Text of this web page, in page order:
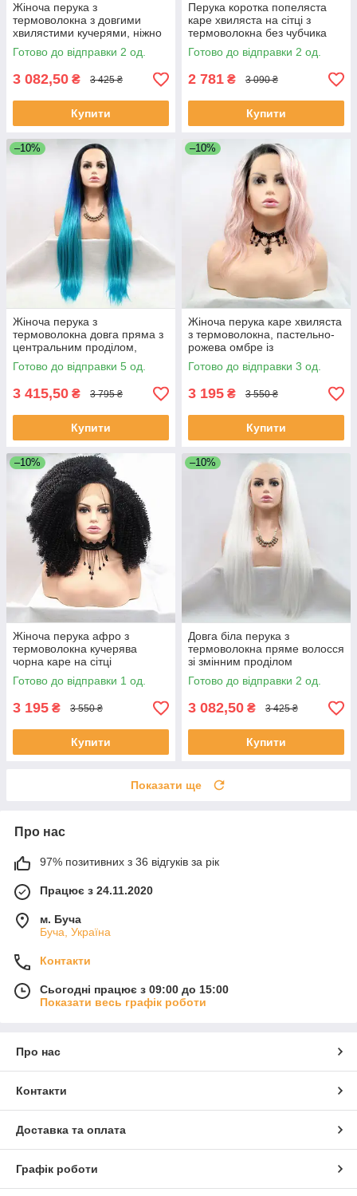
Жіноча перука з
термоволокна з довгими
хвилястими кучерями, ніжно
рожевий з омбре
Готово до відправки 2 од.
3 082,50 ₴ 3 425 ₴
Купити
Перука коротка попеляста
каре хвиляста на сітці з
термоволокна без чубчика
Готово до відправки 2 од.
2 781 ₴ 3 090 ₴
Купити
–10%
Жіноча перука з
термоволокна довга пряма з
центральним проділом,
синьо-бірюзове омбре, без
чубчика
Готово до відправки 5 од.
3 415,50 ₴ 3 795 ₴
Купити
–10%
Жіноча перука каре хвиляста
з термоволокна, пастельно-
рожева омбре із
затемненими коренями
Готово до відправки 3 од.
3 195 ₴ 3 550 ₴
Купити
–10%
Жіноча перука афро з
термоволокна кучерява
чорна каре на сітці
Готово до відправки 1 од.
3 195 ₴ 3 550 ₴
Купити
–10%
Довга біла перука з
термоволокна пряме волосся
зі змінним проділом
Готово до відправки 2 од.
3 082,50 ₴ 3 425 ₴
Купити
Показати ще
Про нас
97% позитивних з 36 відгуків за рік
Працює з 24.11.2020
м. Буча
Буча, Україна
Контакти
Сьогодні працює з 09:00 до 15:00
Показати весь графік роботи
Про нас
Контакти
Доставка та оплата
Графік роботи